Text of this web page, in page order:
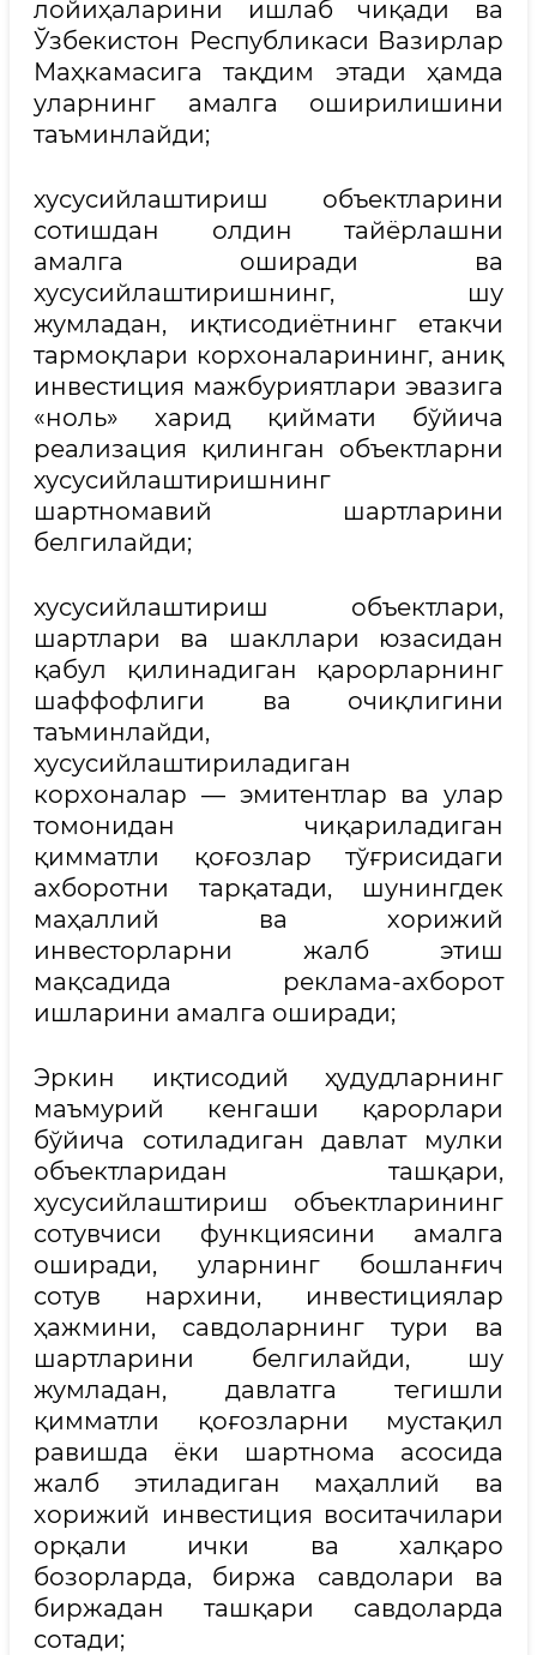
лойиҳаларини ишлаб чиқади ва
Ўзбекистон Республикаси Вазирлар
Маҳкамасига тақдим этади ҳамда
уларнинг амалга оширилишини
таъминлайди;
хусусийлаштириш объектларини
сотишдан олдин тайёрлашни
амалга оширади ва
хусусийлаштиришнинг, шу
жумладан, иқтисодиётнинг етакчи
тармоқлари корхоналарининг, аниқ
инвестиция мажбуриятлари эвазига
«ноль» харид қиймати бўйича
реализация қилинган объектларни
хусусийлаштиришнинг
шартномавий шартларини
белгилайди;
хусусийлаштириш объектлари,
шартлари ва шакллари юзасидан
қабул қилинадиган қарорларнинг
шаффофлиги ва очиқлигини
таъминлайди,
хусусийлаштириладиган
корхоналар — эмитентлар ва улар
томонидан чиқариладиган
қимматли қоғозлар тўғрисидаги
ахборотни тарқатади, шунингдек
маҳаллий ва хорижий
инвесторларни жалб этиш
мақсадида реклама-ахборот
ишларини амалга оширади;
Эркин иқтисодий ҳудудларнинг
маъмурий кенгаши қарорлари
бўйича сотиладиган давлат мулки
объектларидан ташқари,
хусусийлаштириш объектларининг
сотувчиси функциясини амалга
оширади, уларнинг бошланғич
сотув нархини, инвестициялар
ҳажмини, савдоларнинг тури ва
шартларини белгилайди, шу
жумладан, давлатга тегишли
қимматли қоғозларни мустақил
равишда ёки шартнома асосида
жалб этиладиган маҳаллий ва
хорижий инвестиция воситачилари
орқали ички ва халқаро
бозорларда, биржа савдолари ва
биржадан ташқари савдоларда
сотади;